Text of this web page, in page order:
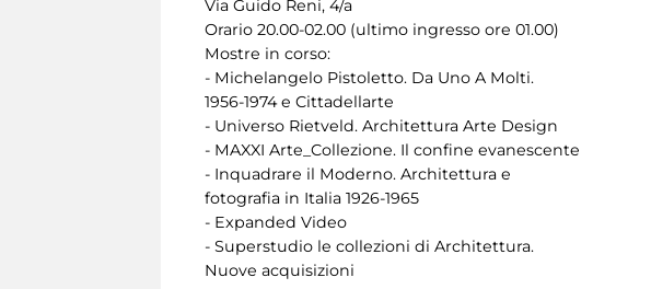
Via Guido Reni, 4/a
Orario 20.00-02.00 (ultimo ingresso ore 01.00)
Mostre in corso:
- Michelangelo Pistoletto. Da Uno A Molti.
1956-1974 e Cittadellarte
- Universo Rietveld. Architettura Arte Design
- MAXXI Arte_Collezione. Il confine evanescente
- Inquadrare il Moderno. Architettura e
fotografia in Italia 1926-1965
- Expanded Video
- Superstudio le collezioni di Architettura.
Nuove acquisizioni